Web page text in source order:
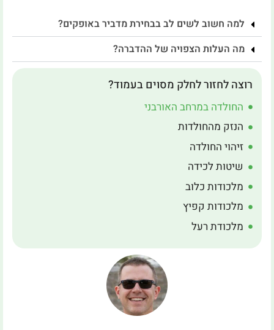
למה חשוב לשים לב בבחירת מדביר באופקים?
מה העלות הצפויה של ההדברה?
רוצה לחזור לחלק מסוים בעמוד?
החולדה במרחב האורבני
הנזק מהחולדות
זיהוי החולדה
שיטות לכידה
מלכודות כלוב
מלכודות קפיץ
מלכודת רעל